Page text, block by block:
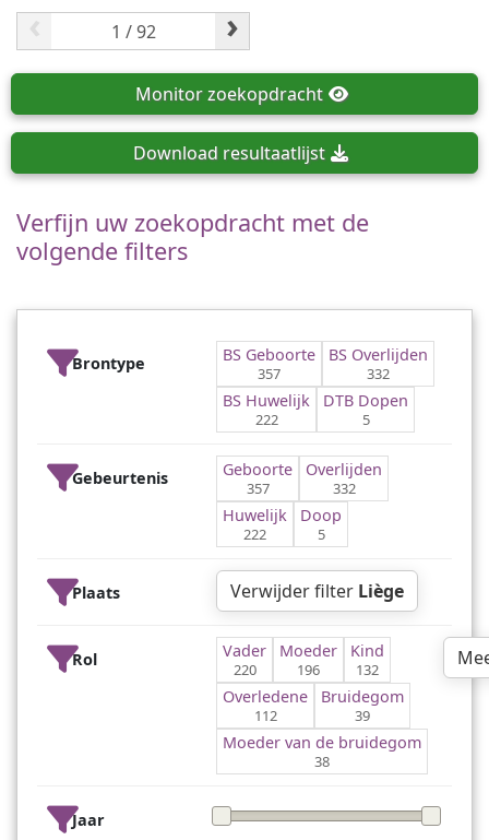
‹ ›
Monitorzoekopdracht
Download resultaatlijst
Verfijn uw zoekopdracht met de
volgende filters
Brontype BS Geboorte
357
BS Overlijden
332
BS Huwelijk
222
DTB Dopen
5
Gebeurtenis Geboorte
357
Overlijden
332
Huwelijk
222
Doop
5
Plaats Verwijder filter Liège
Rol Vader
220
Moeder
196
Kind
132
Overledene
112
Bruidegom
39
Moeder van de bruidegom
38
Jaar